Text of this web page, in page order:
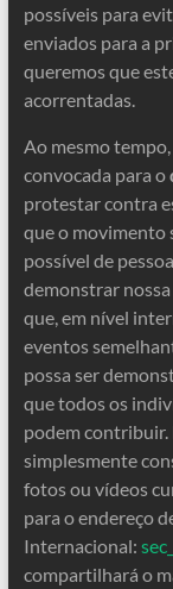
possíveis para
enviados para a
queremos que
acorrentadas.
Ao mesmo
convocada para o
protestar contra
que o movimento
possível de
demonstrar
que, em nível
eventos
possa ser
que todos os
podem contribuir.
simplesmente
fotos ou vídeos
para o endereço
Internacional:
compartilhará o